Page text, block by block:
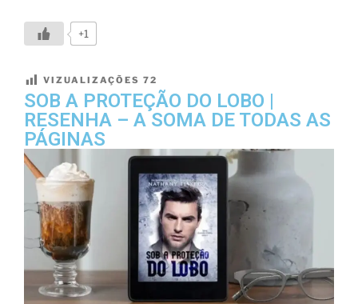
+1
VIZUALIZAÇÕES 72
SOB A PROTEÇÃO DO LOBO |
RESENHA – A SOMA DE TODAS AS
PÁGINAS